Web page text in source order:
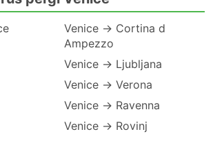
Venice → Cortina d
Ampezzo
Venice → Ljubljana
Venice → Verona
Venice → Ravenna
Venice → Rovinj